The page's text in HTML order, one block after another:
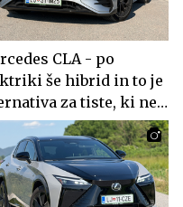
CLA - po
še hibrid in to je
za tiste, ki ne
kabla